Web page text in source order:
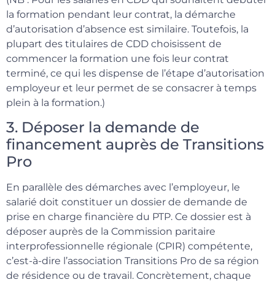
la formation pendant leur contrat, la démarche
d’autorisation d’absence est similaire. Toutefois, la
plupart des titulaires de CDD choisissent de
commencer la formation une fois leur contrat
terminé, ce qui les dispense de l’étape d’autorisation
employeur et leur permet de se consacrer à temps
plein à la formation.)
3. Déposer la demande de
financement auprès de Transitions
Pro
En parallèle des démarches avec l’employeur, le
salarié doit constituer un dossier de demande de
prise en charge financière du PTP. Ce dossier est à
déposer auprès de la Commission paritaire
interprofessionnelle régionale (CPIR) compétente,
c’est-à-dire l’association Transitions Pro de sa région
de résidence ou de travail. Concrètement, chaque